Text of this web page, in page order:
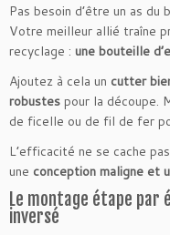
Pas besoin d’être un as
Votre meilleur allié traîne
recyclage : une bouteille
Ajoutez à cela un cutter
robustes pour la découpe.
de ficelle ou de fil de fer
L’efficacité ne se cache
une conception maligne et
Le montage étape par
inversé